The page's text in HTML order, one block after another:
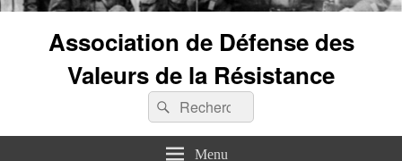
Association de Défense des
Valeurs de la Résistance
Recherche :
Rechercher
Menu